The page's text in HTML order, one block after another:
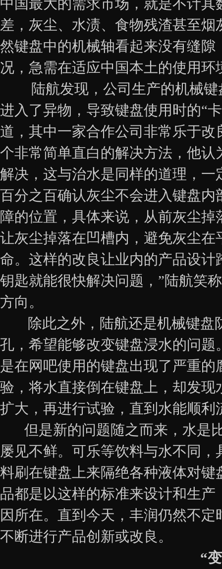
中国最大的需求市场，就是不计
差，灰尘、水渍、食物残渣甚至
然键盘中的机械轴看起来没有缝
况，急需在适应中国本土的使用
陆航发现，公司生产的机械键
进入了异物，导致键盘使用时的“
道，其中一家合作公司非常乐于
个非常简单直白的解决方法，他
解决，这与治水是同样的道理，
百分之百确认灰尘不会进入键盘
障的位置，具体来说，从前灰尘
让灰尘掉落在凹槽内，避免灰尘
命。这样的改良让业内的产品设
钥匙就能很快解决问题，”陆航笑
方向。
除此之外，陆航还是机械键盘
孔，希望能够改变键盘浸水的问
是在网吧使用的键盘出现了严重
验，将水直接倒在键盘上，却发
扩大，再进行试验，直到水能顺利
但是新的问题随之而来，水是
屡见不鲜。可乐等饮料与水不同
料刷在键盘上来隔绝各种液体对
品都是以这样的标准来设计和生
因所在。直到今天，丰润仍然不
不断进行产品创新或改良。
“